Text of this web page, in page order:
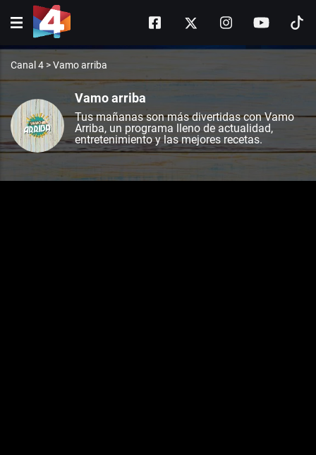
Canal 4 >Vamo arriba
Vamo arriba
Tus mañanas son más divertidas con Vamo
Arriba, un programa lleno de actualidad,
entretenimiento y las mejores recetas.